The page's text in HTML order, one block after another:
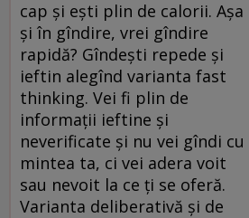
cap și ești plin de calorii. Așa
și în gîndire, vrei gîndire
rapidă? Gîndești repede și
ieftin alegînd varianta fast
thinking. Vei fi plin de
informații ieftine și
neverificate și nu vei gîndi cu
mintea ta, ci vei adera voit
sau nevoit la ce ți se oferă.
Varianta deliberativă și de